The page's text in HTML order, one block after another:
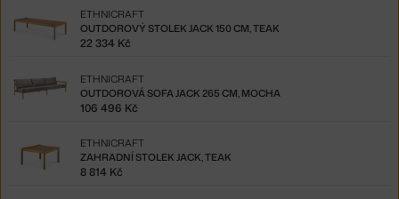
OUTDOROVÝ STOLEK JACK 150 CM, TEAK
ETHNICRAFT
22 334 Kč
OUTDOROVÁ SOFA JACK 265 CM, MOCHA
ETHNICRAFT
106 496 Kč
ZAHRADNÍ STOLEK JACK, TEAK
ETHNICRAFT
8 814 Kč